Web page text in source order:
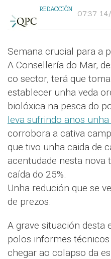
REDACCIÓN 07:37
Semana crucial para a
A Consellería do Mar,
co sector, terá que
establecer unha veda
biolóxica na pesca do
leva sufrindo anos
corrobora a cativa
que tivo unha caida de
acentudade nesta
caída do 25%.
Unha redución que se
de prezos.
A grave situación desta
polos informes
chegar ao colapso da